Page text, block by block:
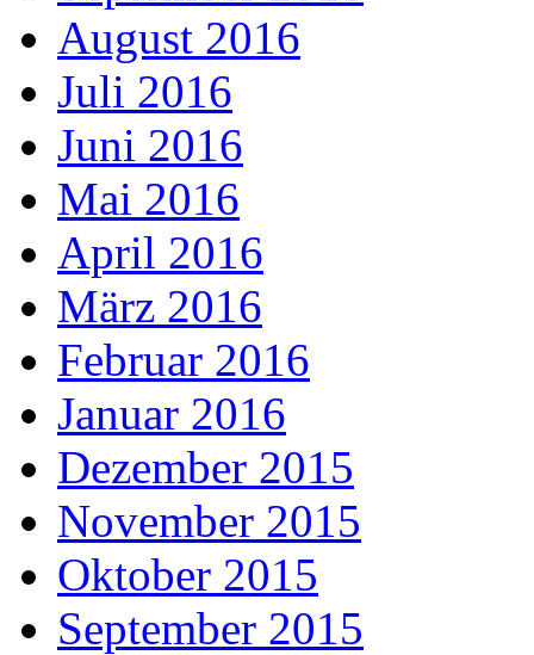
August 2016
Juli 2016
Juni 2016
Mai 2016
April 2016
März 2016
Februar 2016
Januar 2016
Dezember 2015
November 2015
Oktober 2015
September 2015